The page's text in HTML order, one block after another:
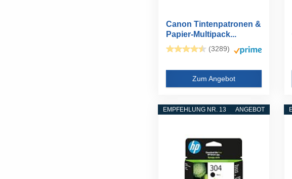
Canon Tintenpatronen &
Papier-Multipack...
(3289)
Zum Angebot
ANGEBOT
EMPFEHLUNG NR. 13